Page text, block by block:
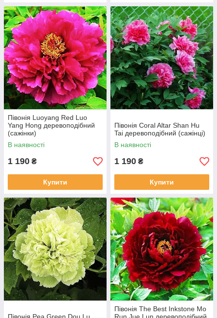
Півонія Luoyang Red Luo
Yang Hong деревоподібний
(сажінки)
В наявності
1 190 ₴
Купити
Півонія Coral Altar Shan Hu
Tai деревоподібний (сажінці)
В наявності
1 190 ₴
Купити
Півонія The Best Inkstone Mo